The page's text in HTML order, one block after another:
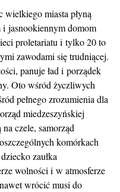
miasta płyną
i jasnookiennym domom
proletariatu i tylko 20 to
zawodami się trudniącej.
panuje ład i porządek
Oto wśród życzliwych
pełnego zrozumienia dla
miedzeszyńskiej
czele, samorząd
komórkach
zaułka
wolności i w atmosferze
wrócić musi do